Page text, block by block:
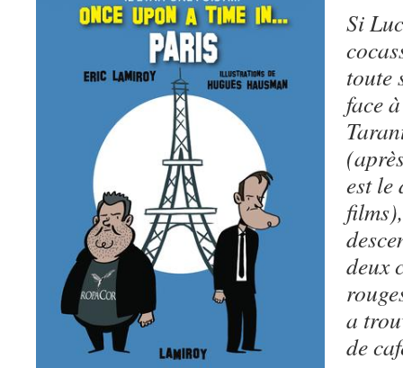
Si
toute
face
est le
deux
a
de